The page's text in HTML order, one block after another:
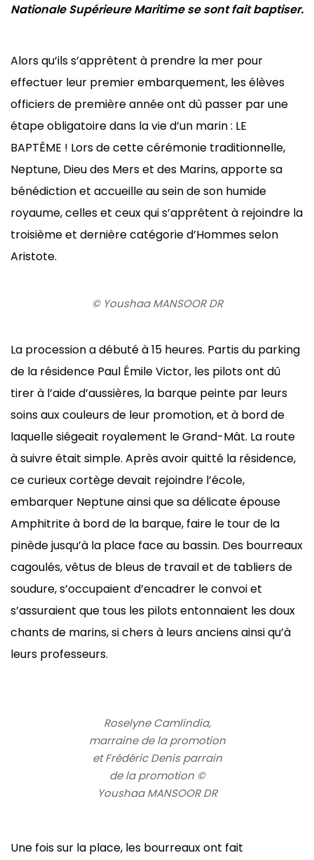
Nationale Supérieure Maritime se sont fait baptiser.
Alors qu’ils s’apprêtent à prendre la mer pour
effectuer leur premier embarquement, les élèves
officiers de première année ont dû passer par une
étape obligatoire dans la vie d’un marin : LE
BAPTÊME ! Lors de cette cérémonie traditionnelle,
Neptune, Dieu des Mers et des Marins, apporte sa
bénédiction et accueille au sein de son humide
royaume, celles et ceux qui s’apprêtent à rejoindre la
troisième et dernière catégorie d’Hommes selon
Aristote.
© Youshaa MANSOOR DR
La procession a débuté à 15 heures. Partis du parking
de la résidence Paul Émile Victor, les pilots ont dû
tirer à l’aide d’aussières, la barque peinte par leurs
soins aux couleurs de leur promotion, et à bord de
laquelle siégeait royalement le Grand-Mât. La route
à suivre était simple. Après avoir quitté la résidence,
ce curieux cortège devait rejoindre l’école,
embarquer Neptune ainsi que sa délicate épouse
Amphitrite à bord de la barque, faire le tour de la
pinède jusqu’à la place face au bassin. Des bourreaux
cagoulés, vêtus de bleus de travail et de tabliers de
soudure, s’occupaient d’encadrer le convoi et
s’assuraient que tous les pilots entonnaient les doux
chants de marins, si chers à leurs anciens ainsi qu’à
leurs professeurs.
Roselyne Camlindia,
marraine de la promotion
et Frédéric Denis parrain
de la promotion ©
Youshaa MANSOOR DR
Une fois sur la place, les bourreaux ont fait